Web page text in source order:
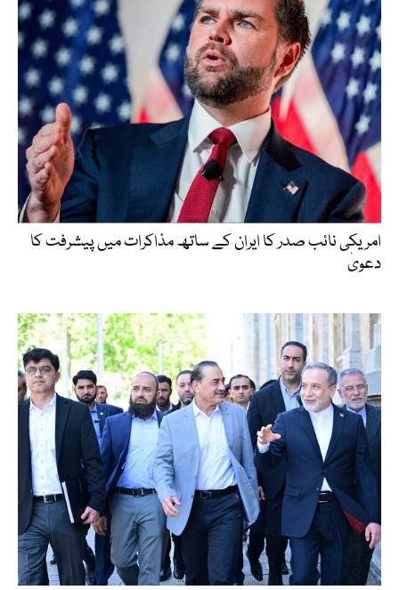
امریکی نائب صدر کا ایران کے ساتھ مذاکرات میں پیشرفت کا
دعویٰ